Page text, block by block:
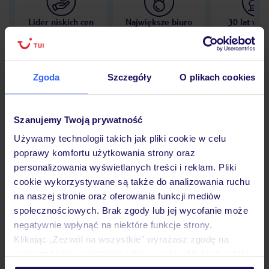
Zgoda Szczegóły O plikach cookies
Szanujemy Twoją prywatność
Używamy technologii takich jak pliki cookie w celu
poprawy komfortu użytkowania strony oraz
personalizowania wyświetlanych treści i reklam. Pliki
cookie wykorzystywane są także do analizowania ruchu
na naszej stronie oraz oferowania funkcji mediów
społecznościowych. Brak zgody lub jej wycofanie może
negatywnie wpłynąć na niektóre funkcje strony.
Klikając „Zezwól na wszystkie” wyrażasz zgodę na
Lider niskich cen
Największe biuro
30 lat w
Opinie
Pokoje
Wyżywienie